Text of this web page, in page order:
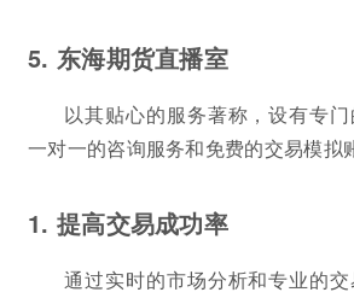
5. 东海期货直播室
以其贴心的服务著称，设有专
一对一的咨询服务和免费的交易模拟
1. 提高交易成功率
通过实时的市场分析和专业的